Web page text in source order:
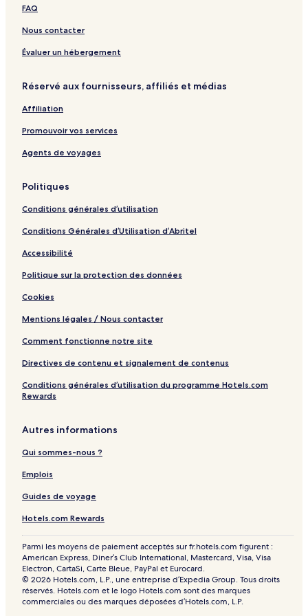
G
e
t
w
s
h
b
y
r
n
o
o
s
t
g
t
s
o
n
d
r
o
m
c
n
d
-
f
o
A
p
a
r
m
n
3
5
FAQ
Nous contacter
Évaluer un hébergement
Réservé aux fournisseurs, affiliés et médias
Affiliation
Promouvoir vos services
Agents de voyages
Politiques
Conditions générales d’utilisation
Conditions Générales d’Utilisation d’Abritel
Accessibilité
Politique sur la protection des données
Cookies
Mentions légales / Nous contacter
Comment fonctionne notre site
Directives de contenu et signalement de contenus
Conditions générales d’utilisation du programme Hotels.com
Rewards
Autres informations
Qui sommes-nous ?
Emplois
Guides de voyage
Hotels.com Rewards
Parmi les moyens de paiement acceptés sur fr.hotels.com figurent :
American Express, Diner’s Club International, Mastercard, Visa, Visa
Electron, CartaSi, Carte Bleue, PayPal et Eurocard.
© 2026 Hotels.com, L.P., une entreprise d’Expedia Group. Tous droits
réservés. Hotels.com et le logo Hotels.com sont des marques
commerciales ou des marques déposées d’Hotels.com, L.P.